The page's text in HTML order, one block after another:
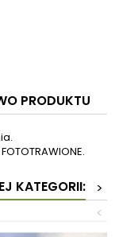
PRODUKTU
FOTOTRAWIONE.
KATEGORII:
>
<